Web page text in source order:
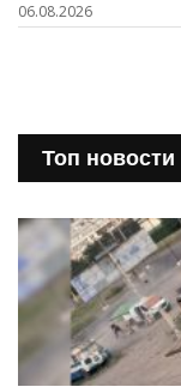
06.08.2026
Топ новости